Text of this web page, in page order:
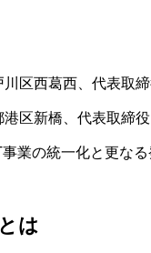
区西葛西、代表取
区新橋、代表取締
業の統一化と更なる
は